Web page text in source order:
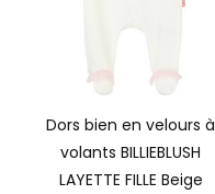
Dors bien en velours à
volants BILLIEBLUSH
LAYETTE FILLE Beige